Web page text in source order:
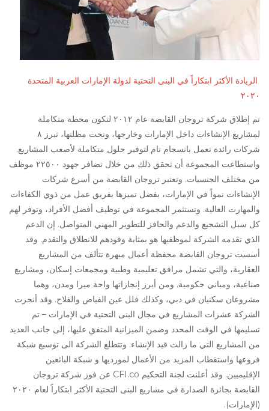
الريادة الأكثر ابتكاراً في البنى التحتية لدولة الإمارات العربية المتحدة
٢٠٢٠
تم إطلاق شركة تروجان القابضة عام ٢٠١٢ لتكون محطة متكاملة
لمشاريع الإنشاءات داخل الإمارات وخارجها، وتحت مظلتها، تبرز ٨
شركات رائدة تعمل بانسجام تام لتوفير حلول متكاملة لأصعب المشاريع.
واستطاعت المجموعة أن تحقق ذلك من خلال تضافر جهود ٢٢٥٠٠
موظف
من مختلف الجنسيات. وتعتبر تروجان القابضة من أسرع شركات
الإنشاءات نمواً في الإمارات، بفضل تميزها بفريق عمل من ذوي الكفاءات
والمهارت العالية. وتستثمر المجموعة في توظيف أفضل الأفراد، وتوفر لهم
كل سبل التشجيع والدعم والحافز للتطوير المهني المتواصل. إن الدعم
الذي تقدمه الشركة لموظفيها هو بمثابة وقودهم للانطلاق والتقدم. وقد
أسست تروجان القابضة محفظة أعمال مبهرة تتألف من المشاريع
العقارية، والتي تشمل مرافق تعليمية وطبية ومجمعات إسكان، ومشاريع
صناعية، ومباني حكومية. ومن أبرز إنجازاتها واحة ميرا ومدن، وهما
مشروعان سكنيان في دبي، وكذلك فلل عين الفياض والفلاح. وقد أنجزت
الشركة عشرات المشاريع في مجال البنى التحتية في الإمارات – تم
تسليمها في الوقت المحدد وضمن الميزانية المتفق عليها، إلى جانب العديد
من المشاريع التي ما زالت قيد الإنشاء. وتتطلع الشركة الى توسيع شبكة
فروعها واستقطاب المزيد من الأعمال لمورديها و شبكة البائعين
الإقليميين. وقد أعلنت لجنة التحكيم CFI.co عن فوز شركة تروجان
القابضة بجائزة الصدارة في مشاريع البنى التحتية الأكثر ابتكاراً لعام ٢٠٢٠
(الإمارات).